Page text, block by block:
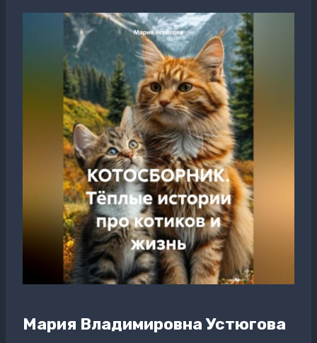
Мария Владимировна Устюгова